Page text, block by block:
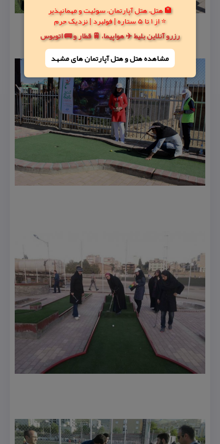
🏨 هتل، هتل آپارتمان، سوئیت و مهمانپذیر
⭐ از 1 تا 5 ستاره | فولبرد | نزدیک حرم
رزرو آنلاین بلیط ✈️ هواپیما، 🚆 قطار و 🚌 اتوبوس
مشاهده هتل و هتل‌ آپارتمان های مشهد